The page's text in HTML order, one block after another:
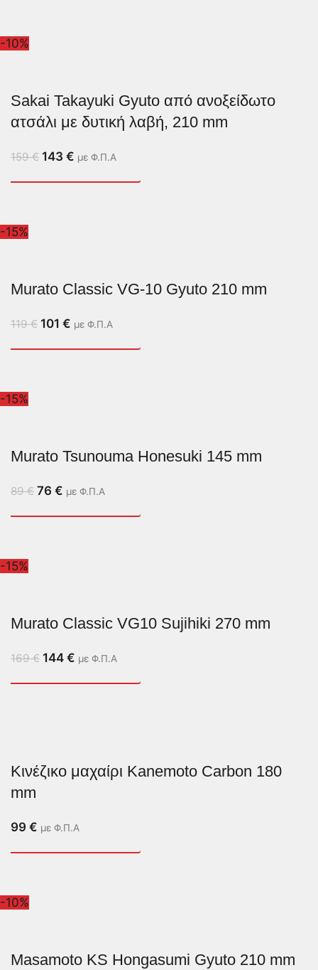
-10%
Sakai Takayuki Gyuto από ανοξείδωτο
ατσάλι με δυτική λαβή, 210 mm
159€ 143 € με Φ.Π.Α
-15%
Murato Classic VG-10 Gyuto 210 mm
119€ 101 € με Φ.Π.Α
-15%
Murato Tsunouma Honesuki 145 mm
89€ 76 € με Φ.Π.Α
-15%
Murato Classic VG10 Sujihiki 270 mm
169€ 144 € με Φ.Π.Α
Κινέζικο μαχαίρι Kanemoto Carbon 180
mm
99 € με Φ.Π.Α
-10%
Masamoto KS Hongasumi Gyuto 210 mm